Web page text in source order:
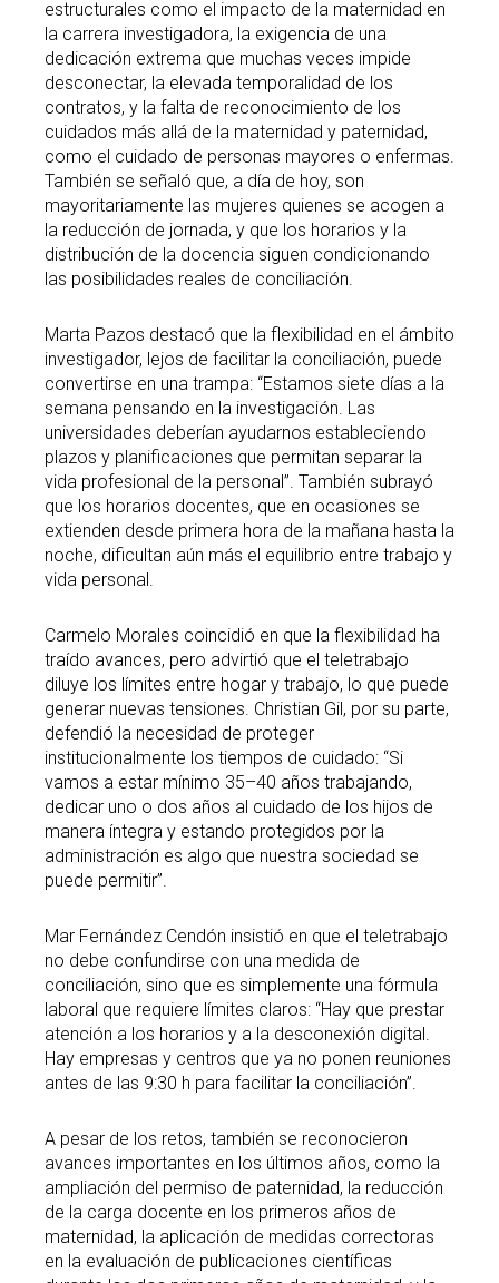
estructurales como el impacto de la maternidad en
la carrera investigadora, la exigencia de una
dedicación extrema que muchas veces impide
desconectar, la elevada temporalidad de los
contratos, y la falta de reconocimiento de los
cuidados más allá de la maternidad y paternidad,
como el cuidado de personas mayores o enfermas.
También se señaló que, a día de hoy, son
mayoritariamente las mujeres quienes se acogen a
la reducción de jornada, y que los horarios y la
distribución de la docencia siguen condicionando
las posibilidades reales de conciliación.
Marta Pazos destacó que la flexibilidad en el ámbito
investigador, lejos de facilitar la conciliación, puede
convertirse en una trampa: “Estamos siete días a la
semana pensando en la investigación. Las
universidades deberían ayudarnos estableciendo
plazos y planificaciones que permitan separar la
vida profesional de la personal”. También subrayó
que los horarios docentes, que en ocasiones se
extienden desde primera hora de la mañana hasta la
noche, dificultan aún más el equilibrio entre trabajo y
vida personal.
Carmelo Morales coincidió en que la flexibilidad ha
traído avances, pero advirtió que el teletrabajo
diluye los límites entre hogar y trabajo, lo que puede
generar nuevas tensiones. Christian Gil, por su parte,
defendió la necesidad de proteger
institucionalmente los tiempos de cuidado: “Si
vamos a estar mínimo 35–40 años trabajando,
dedicar uno o dos años al cuidado de los hijos de
manera íntegra y estando protegidos por la
administración es algo que nuestra sociedad se
puede permitir”.
Mar Fernández Cendón insistió en que el teletrabajo
no debe confundirse con una medida de
conciliación, sino que es simplemente una fórmula
laboral que requiere límites claros: “Hay que prestar
atención a los horarios y a la desconexión digital.
Hay empresas y centros que ya no ponen reuniones
antes de las 9:30 h para facilitar la conciliación”.
A pesar de los retos, también se reconocieron
avances importantes en los últimos años, como la
ampliación del permiso de paternidad, la reducción
de la carga docente en los primeros años de
maternidad, la aplicación de medidas correctoras
en la evaluación de publicaciones científicas